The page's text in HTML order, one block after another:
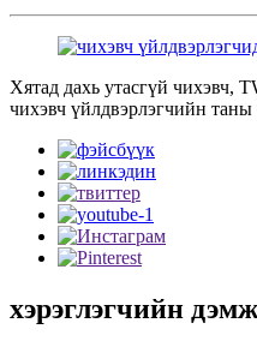
Хятад дахь утасгүй чихэвч,
чихэвч үйлдвэрлэгчийн таны
хэрэглэгчийн